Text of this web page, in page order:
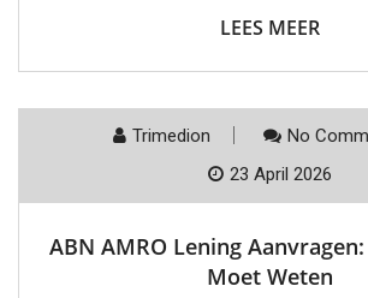
LEES MEER
Trimedion
No
23 April 2026
ABN AMRO Lening
Moet Weten